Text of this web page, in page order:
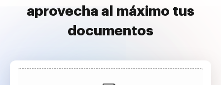
aprovecha al máximo tus
documentos